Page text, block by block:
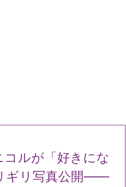
ルが「好きにな
ギリ写真公開――